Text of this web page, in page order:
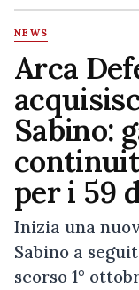
sito
NEWS
Arca
Sabino:
per i 59
Inizia una
Sabino a
scorso 1°